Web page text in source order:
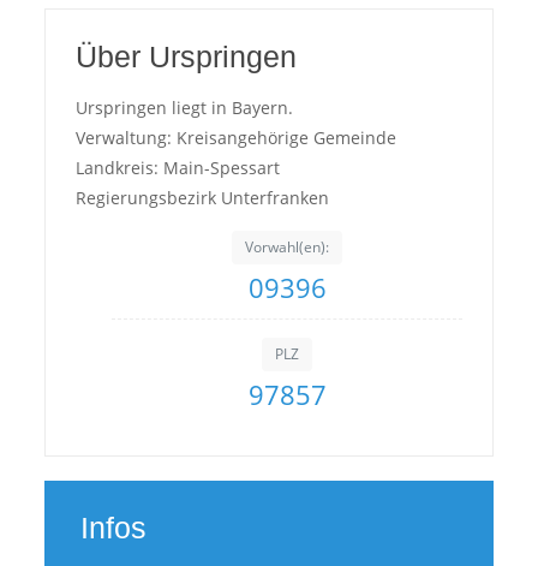
Über Urspringen
Urspringen liegt in Bayern.
Verwaltung: Kreisangehörige Gemeinde
Landkreis: Main-Spessart
Regierungsbezirk Unterfranken
Vorwahl(en):
09396
PLZ
97857
Infos